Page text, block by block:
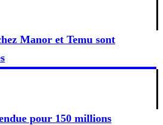
Manor et Temu sont
pour 150 millions